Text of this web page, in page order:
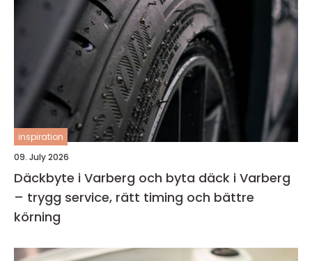
inspiration
09. July 2026
Däckbyte i Varberg och byta däck i Varberg
– trygg service, rätt timing och bättre
körning